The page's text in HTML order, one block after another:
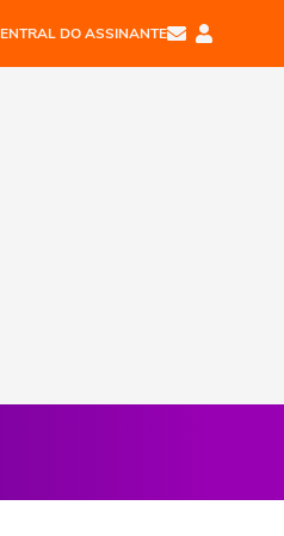
DO ASSINANTE